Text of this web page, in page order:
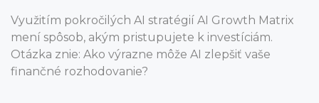
Využitím pokročilých AI stratégií AI Growth Matrix
mení spôsob, akým pristupujete k investíciám.
Otázka znie: Ako výrazne môže AI zlepšiť vaše
finančné rozhodovanie?